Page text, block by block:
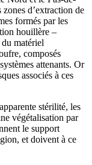
d’extraction de
formés par les
houillère –
matériel
composés
attenants. Or
associés à ces
stérilité, les
végétalisation par
le support
et doivent à ce